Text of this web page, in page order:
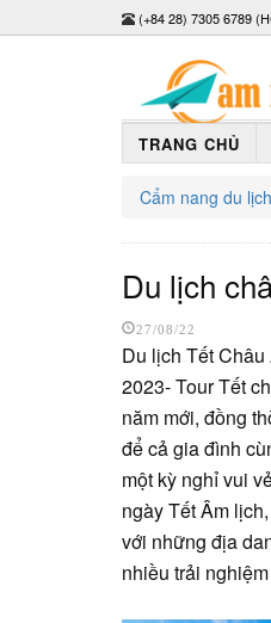
(+84 28) 7305 6789
TRANG CHỦ
Cẩm nang du lịch
Du lịch
27/08/22
Du lịch Tết
2023- Tour Tết
năm mới, đồng
để cả gia đình
một kỳ nghỉ vui
ngày Tết Âm
với những địa
nhiều trải